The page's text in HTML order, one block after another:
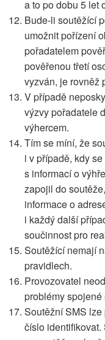
a to po dobu 5 let
Bude-li soutěžící
umožnit pořízení
pořadatelem
pověřenou třetí
vyzván, je rovněž
V případě
výzvy pořadatele
výhercem.
Tím se míní, že
i v případě, kdy
s informací o
zapojil do
informace o
i každý další
součinnost pro
Soutěžící nemají
pravidlech.
Provozovatel
problémy
Soutěžní SMS
číslo identifikovat.